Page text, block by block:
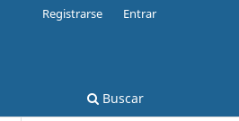
Buscar
Registrarse Entrar